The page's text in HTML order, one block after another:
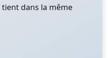
dans la même